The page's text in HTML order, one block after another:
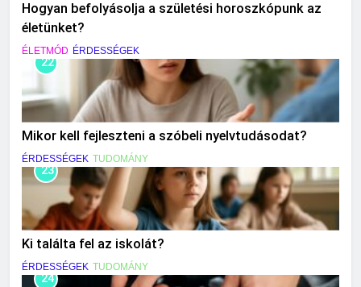
Hogyan befolyásolja a születési horoszkópunk az
életünket?
ÉLETMÓD ÉRDESSÉGEK
22
Mikor kell fejleszteni a szóbeli nyelvtudásodat?
ÉRDESSÉGEK TUDOMÁNY
23
Ki találta fel az iskolát?
ÉRDESSÉGEK TUDOMÁNY
24